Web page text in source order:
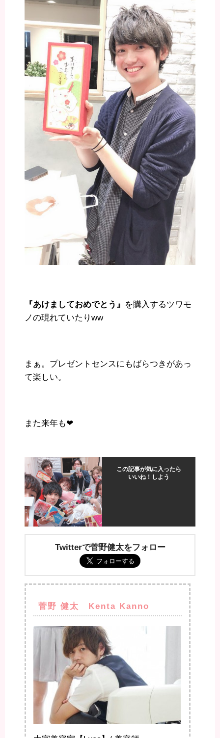
『あけましておめでとう』 を購入するツワモ
ノの現れていたりww
まぁ。プレゼントセンスにもばらつきがあっ
て楽しい。
また来年も❤︎
この記事が気に入ったら
いいね！しよう
Twitterで菅野健太をフォロー
菅野 健太 Kenta Kanno